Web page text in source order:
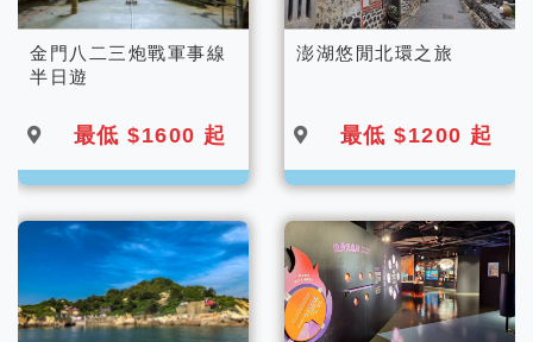
金門八二三炮戰軍事線
半日遊
最低 $1600 起
澎湖悠閒北環之旅
最低 $1200 起